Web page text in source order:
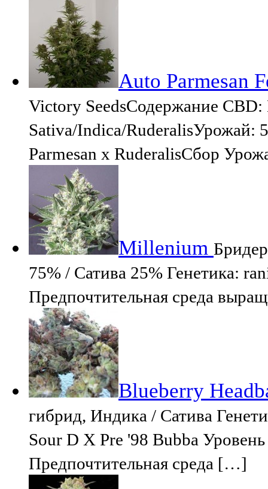
Auto Parmesan
Victory SeedsСодержание
Sativa/Indica/RuderalisУрожай:
Parmesan x RuderalisСбор
Millenium
75% / Сатива 25% Генетика:
Предпочтительная среда
Blueberry
гибрид, Индика / Сатива
Sour D X Pre '98 Bubba
Предпочтительная среда […]